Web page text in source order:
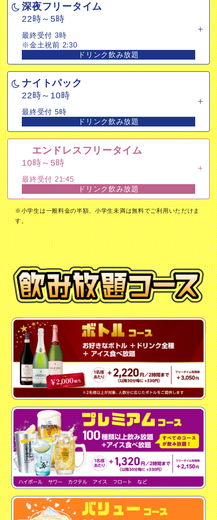
深夜フリータイム
22時～5時
最終受付 3時
※金土祝前 2:30
ドリンク飲み放題
ナイトパック
22時～10時
最終受付 5時
ドリンク飲み放題
エンドレスフリータイム
10時～5時
最終受付 21:45
ドリンク飲み放題
※小学生は一般料金の半額、小学生未満は無料でご利用いただけま
す。